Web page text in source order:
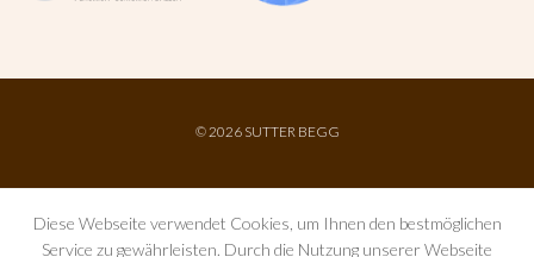
© 2026 SUTTER BEGG
Diese Webseite verwendet Cookies, um Ihnen den bestmöglichen
Service zu gewährleisten. Durch die Nutzung unserer Webseite